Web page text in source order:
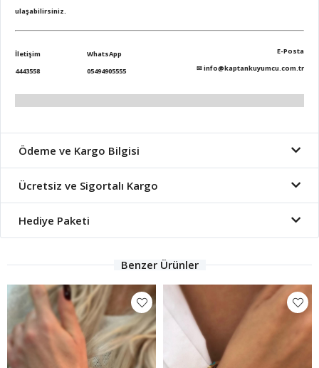
ulaşabilirsiniz.
İletişim
4443558
WhatsApp
05494905555
E-Posta
✉info@kaptankuyumcu.com.tr
Ödeme ve Kargo Bilgisi
Ücretsiz ve Sigortalı Kargo
Hediye Paketi
Benzer Ürünler